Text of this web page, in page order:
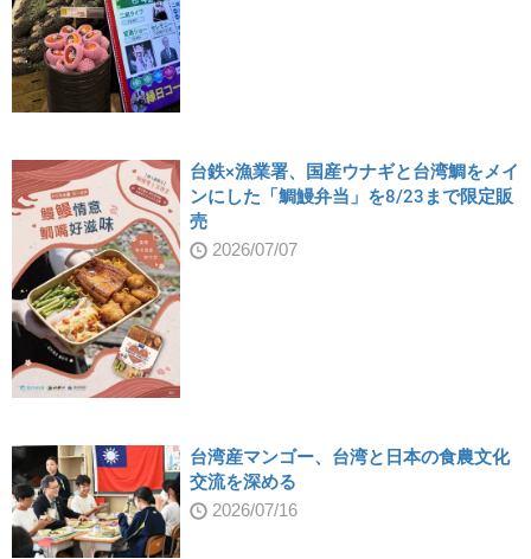
台鉄×漁業署、国産ウナギと台湾鯛をメイ
ンにした「鯛鰻弁当」を8/23まで限定販
売
2026/07/07
台湾産マンゴー、台湾と日本の食農文化
交流を深める
2026/07/16